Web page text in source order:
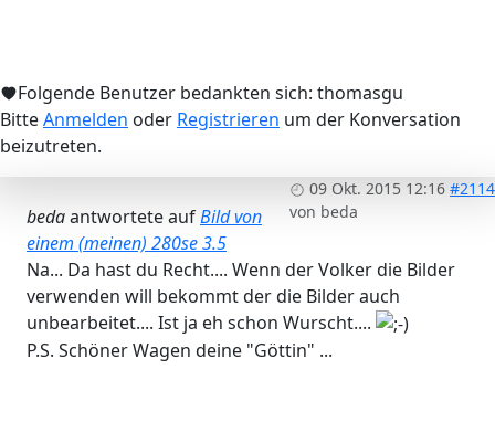
Folgende Benutzer bedankten sich: thomasgu
BitteAnmelden oder Registrieren um der Konversation
beizutreten.
09 Okt. 2015 12:16 #2114
von beda
bedaantwortete aufBild von
einem (meinen) 280se 3.5
Na... Da hast du Recht.... Wenn der Volker die Bilder
verwenden will bekommt der die Bilder auch
unbearbeitet.... Ist ja eh schon Wurscht....
P.S. Schöner Wagen deine "Göttin" ...